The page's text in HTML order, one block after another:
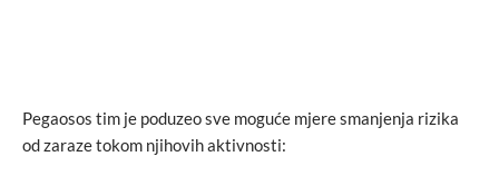
Pegaosos tim je poduzeo sve moguće mjere smanjenja rizika
od zaraze tokom njihovih aktivnosti: